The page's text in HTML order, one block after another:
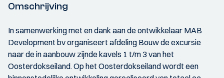
Omschrijving
In samenwerking met en dank aan de ontwikkelaar MAB
Development bv organiseert afdeling Bouw de excursie
naar de in aanbouw zijnde kavels 1 t/m 3 van het
Oosterdokseiland. Op het Oosterdokseiland wordt een